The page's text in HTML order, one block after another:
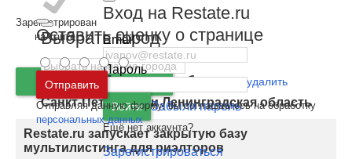
Выбрать город
Москва и
Московская область
Санкт-Петербург иЛенинградская область
Вход на Restate.ru
Email
Пароль
Войти Забыли пароль
Ещё нет аккаунта?
Зарегистрироваться
Зарегистрирован
на сайте
Позвонить Ошибка или удалить
Restate.ru запускает закрытую базу
мультилистинга для риэлторов
Оставить оценку о странице
Отправить
Отправляя данную форму, вы соглашаетесь на обработку
персональных данных